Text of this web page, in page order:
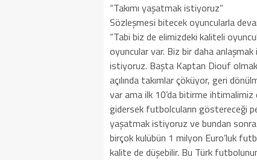
“Takımı yaşatmak istiyoruz”
Sözleşmesi bitecek oyuncularla
“Tabi biz de elimizdeki kaliteli
oyuncular var. Biz bir daha
istiyoruz. Başta Kaptan Diouf
açılında takımlar çöküyor, geri
var ama ilk 10’da bitirme
gidersek futbolcuların göstereceği
yaşatmak istiyoruz ve bundan sonra
birçok kulübün 1 milyon Euro’luk
kalite de düşebilir. Bu Türk